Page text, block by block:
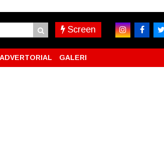
Screen
ADVERTORIAL GALERI